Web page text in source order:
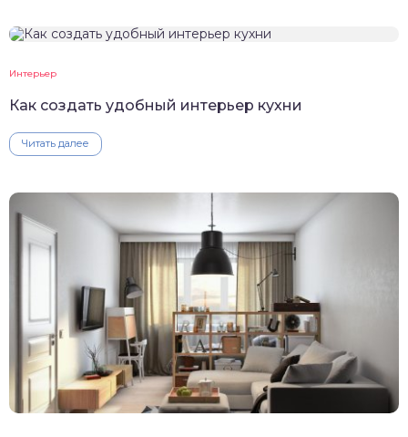
Интерьер
Как создать удобный интерьер кухни
Читать далее